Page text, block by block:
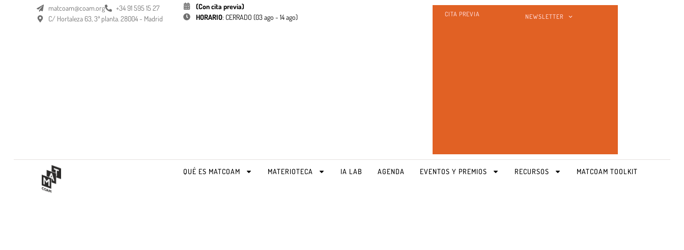
matcoam@coam.org
+34 91 595 15 27
C/ Hortaleza 63, 3ª planta. 28004 - Madrid
(Con cita previa)
HORARIO: CERRADO (03 ago - 14 ago) CITA PREVIA NEWSLETTER
QUÉ ES MATCOAM MATERIOTECA IA LAB AGENDA EVENTOS Y PREMIOS RECURSOS MATCOAM TOOLKIT